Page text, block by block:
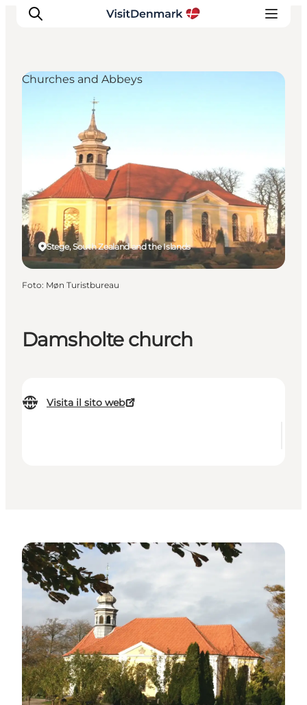
Ispirazioni
Dove andare
Cosa fare
Dove dormire
Pianifica il viaggio
Damsholte church
Visita il sito web
Stege, South Zealand and the Islands
Churches and Abbeys
Foto: Møn Turistbureau